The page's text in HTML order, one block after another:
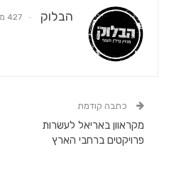
הבלוק 427 מאמרים
כתבה קודמת
מקראוון באריאל לעשרות
פרויקטים ברחבי הארץ